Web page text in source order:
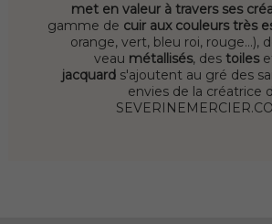
met en valeur à travers ses
gamme de cuir aux couleurs très
orange, vert, bleu roi, rouge...),
veau métallisés, des toiles
jacquard s'ajoutent au gré des
envies de la créatrice